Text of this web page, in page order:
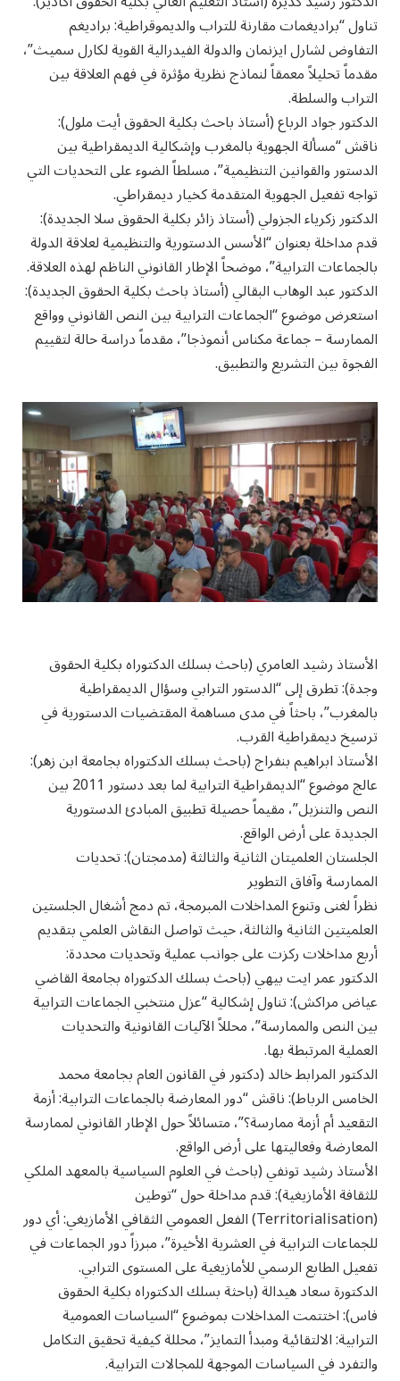
تناول “براديغمات مقارنة للتراب والديموقراطية: براديغم
التفاوض لشارل ايزنمان والدولة الفيدرالية القوية لكارل سميث”،
مقدماً تحليلاً معمقاً لنماذج نظرية مؤثرة في فهم العلاقة بين
التراب والسلطة.
الدكتور جواد الرباع (أستاذ باحث بكلية الحقوق أيت ملول):
ناقش “مسألة الجهوية بالمغرب وإشكالية الديمقراطية بين
الدستور والقوانين التنظيمية”، مسلطاً الضوء على التحديات التي
تواجه تفعيل الجهوية المتقدمة كخيار ديمقراطي.
الدكتور زكرياء الجزولي (أستاذ زائر بكلية الحقوق سلا الجديدة):
قدم مداخلة بعنوان “الأسس الدستورية والتنظيمية لعلاقة الدولة
بالجماعات الترابية”، موضحاً الإطار القانوني الناظم لهذه العلاقة.
الدكتور عبد الوهاب البقالي (أستاذ باحث بكلية الحقوق الجديدة):
استعرض موضوع “الجماعات الترابية بين النص القانوني وواقع
الممارسة – جماعة مكناس أنموذجا”، مقدماً دراسة حالة لتقييم
الفجوة بين التشريع والتطبيق.
الأستاذ رشيد العامري (باحث بسلك الدكتوراه بكلية الحقوق
وجدة): تطرق إلى “الدستور الترابي وسؤال الديمقراطية
بالمغرب”، باحثاً في مدى مساهمة المقتضيات الدستورية في
ترسيخ ديمقراطية القرب.
الأستاذ ابراهيم بنفراج (باحث بسلك الدكتوراه بجامعة ابن زهر):
عالج موضوع “الديمقراطية الترابية لما بعد دستور 2011 بين
النص والتنزيل”، مقيماً حصيلة تطبيق المبادئ الدستورية
الجديدة على أرض الواقع.
الجلستان العلميتان الثانية والثالثة (مدمجتان): تحديات
الممارسة وآفاق التطوير
نظراً لغنى وتنوع المداخلات المبرمجة، تم دمج أشغال الجلستين
العلميتين الثانية والثالثة، حيث تواصل النقاش العلمي بتقديم
أربع مداخلات ركزت على جوانب عملية وتحديات محددة:
الدكتور عمر ايت بيهي (باحث بسلك الدكتوراه بجامعة القاضي
عياض مراكش): تناول إشكالية “عزل منتخبي الجماعات الترابية
بين النص والممارسة”، محللاً الآليات القانونية والتحديات
العملية المرتبطة بها.
الدكتور المرابط خالد (دكتور في القانون العام بجامعة محمد
الخامس الرباط): ناقش “دور المعارضة بالجماعات الترابية: أزمة
التقعيد أم أزمة ممارسة؟”، متسائلاً حول الإطار القانوني لممارسة
المعارضة وفعاليتها على أرض الواقع.
الأستاذ رشيد تونفي (باحث في العلوم السياسية بالمعهد الملكي
للثقافة الأمازيغية): قدم مداخلة حول “توطين
(Territorialisation) الفعل العمومي الثقافي الأمازيغي: أي دور
للجماعات الترابية في العشرية الأخيرة”، مبرزاً دور الجماعات في
تفعيل الطابع الرسمي للأمازيغية على المستوى الترابي.
الدكتورة سعاد هيدالة (باحثة بسلك الدكتوراه بكلية الحقوق
فاس): اختتمت المداخلات بموضوع “السياسات العمومية
الترابية: الالتقائية ومبدأ التمايز”، محللة كيفية تحقيق التكامل
والتفرد في السياسات الموجهة للمجالات الترابية.